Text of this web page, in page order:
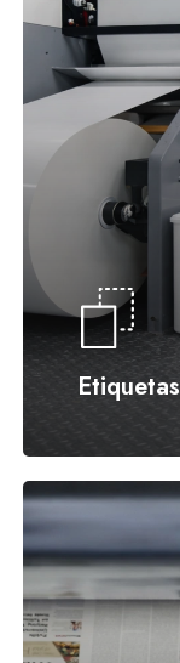
Etiquetas